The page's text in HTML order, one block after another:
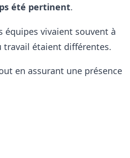
été pertinent.
équipes vivaient souvent à
travail étaient différentes.
en assurant une présence